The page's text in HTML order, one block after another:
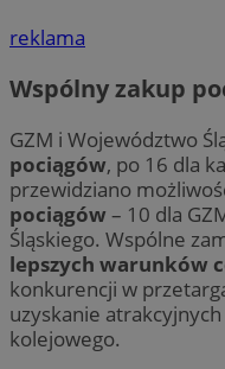
reklama
Wspólny zakup
GZM i Województwo
pociągów, po 16 dla
przewidziano
pociągów – 10 dla
Śląskiego. Wspólne
lepszych warunków
konkurencji w
uzyskanie
kolejowego.